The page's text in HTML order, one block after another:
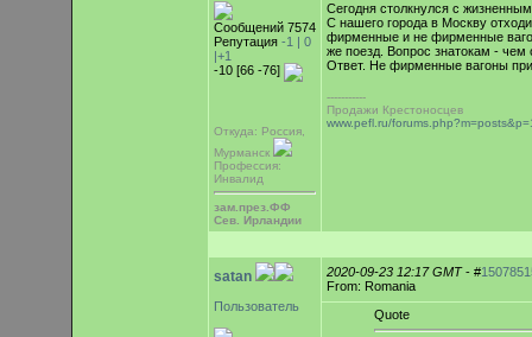
Сообщений 7574
Репутация -1 | 0
|+1
-10 [66 -76]
Откуда: Россия,
Мурманск
Профессия:
Инвалид
зам.през.ФФ
Сев. Ирландии
Сегодня столкнулся с
С нашего города в Москву
фирменные и не фирменные
же поезд. Вопрос знатокам - чем
Ответ. Не фирменные вагоны
-----------
Продажи Крестоносцев
www.pefl.ru/
satan
Пользователь
2020-09-23 12:17 GMT- #
From: Romania
Quote